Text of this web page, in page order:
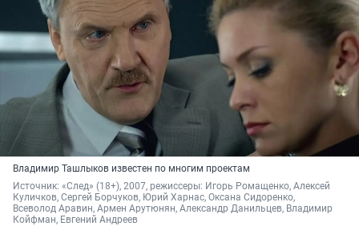
Владимир Ташлыков известен по многим проектам
Источник: «След» (18+), 2007, режиссеры: Игорь Ромащенко, Алексей
Куличков, Сергей Борчуков, Юрий Харнас, Оксана Сидоренко,
Всеволод Аравин, Армен Арутюнян, Александр Данильцев, Владимир
Койфман, Евгений Андреев